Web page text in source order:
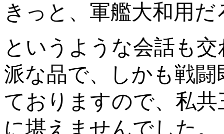
きっと、軍艦大和用だ
というような会話も
派な品で、しかも戦
ておりますので、私
に堪えませんでした。